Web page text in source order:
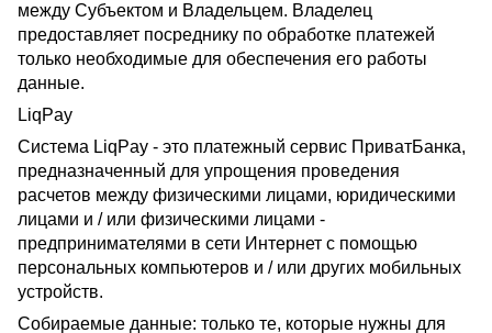
между Субъектом и Владельцем. Владелец
предоставляет посреднику по обработке платежей
только необходимые для обеспечения его работы
данные.
LiqPay
Система LiqPay - это платежный сервис ПриватБанка,
предназначенный для упрощения проведения
расчетов между физическими лицами, юридическими
лицами и / или физическими лицами -
предпринимателями в сети Интернет с помощью
персональных компьютеров и / или других мобильных
устройств.
Собираемые данные: только те, которые нужны для